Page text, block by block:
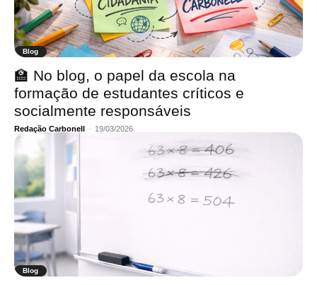
Blog
🏫 No blog, o papel da escola na
formação de estudantes críticos e
socialmente responsáveis
Redação Carbonell - 19/03/2026
Blog